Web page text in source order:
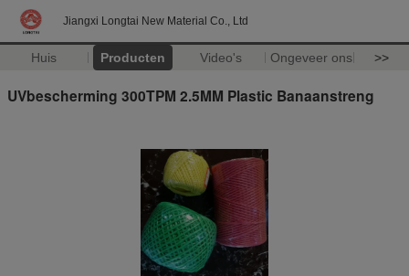
Jiangxi Longtai New Material Co., Ltd
Huis Producten Video's Ongeveer ons >>
UVbescherming 300TPM 2.5MM Plastic Banaanstreng